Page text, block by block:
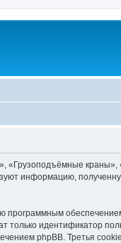
краны»,
информацию,
идентификатор
phpBB. Третья